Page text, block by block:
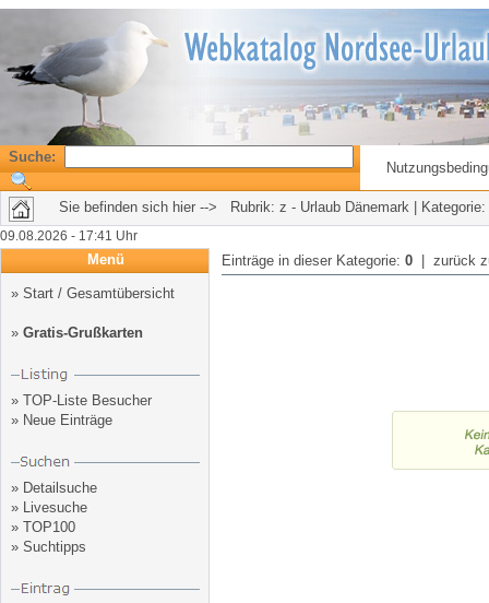
Suche:
Sie befinden sich hier --> Rubrik: z - Urlaub Dänemark |
09.08.2026 - 17:41 Uhr
Menü
» Start / Gesamtübersicht
» Gratis-Grußkarten
» TOP-Liste Besucher
» Neue Einträge
» Detailsuche
» Livesuche
» TOP100
» Suchtipps
Einträge in dieser Kategorie: 0 | zurück